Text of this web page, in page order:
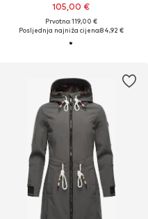
105,00 €
Prvotno: 119,00 €
Posljednja najniža cijena:84,92 €